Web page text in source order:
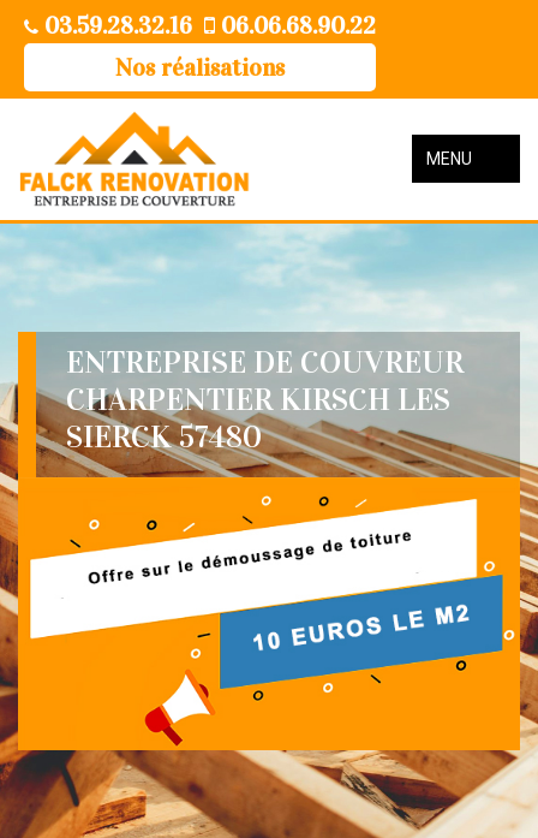
03.59.28.32.16
06.06.68.90.22
Nos réalisations
MENU
ENTREPRISE DE COUVREUR
CHARPENTIER KIRSCH LES
SIERCK 57480